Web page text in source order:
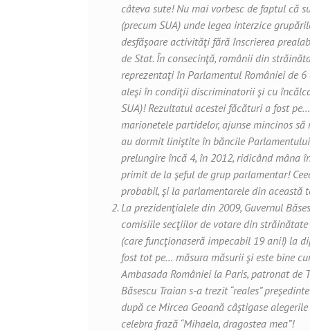
câteva sute! Nu mai vorbesc de faptul că
(precum SUA) unde legea interzice
desfăşoare activităţi fără înscrierea
de Stat. În consecinţă, românii din
reprezentaţi în Parlamentul României de
aleşi în condiţii discriminatorii şi cu
SUA)! Rezultatul acestei făcături a fost
marionetele partidelor, ajunse mincinos să
au dormit liniştite în băncile
prelungire încă 4, în 2012, ridicând mâna
primit de la şeful de grup parlamentar!
probabil, şi la parlamentarele din această
La prezidenţialele din 2009, Guvernul
comisiile secţiilor de votare din
(care funcţionaseră impecabil 19 ani!) la
fost tot pe… măsura măsurii şi este bine
Ambasada României la Paris, patronat de
Băsescu Traian s-a trezit “reales”
după ce Mircea Geoană câştigase
celebra frază “Mihaela, dragostea mea”!